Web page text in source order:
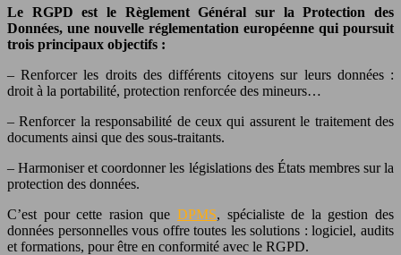
Le RGPD est le Règlement Général sur la Protection des
Données, une nouvelle réglementation européenne qui poursuit
trois principaux objectifs :
– Renforcer les droits des différents citoyens sur leurs données :
droit à la portabilité, protection renforcée des mineurs…
– Renforcer la responsabilité de ceux qui assurent le traitement des
documents ainsi que des sous-traitants.
– Harmoniser et coordonner les législations des États membres sur la
protection des données.
C’est pour cette rasion que DPMS, spécialiste de la gestion des
données personnelles vous offre toutes les solutions : logiciel, audits
et formations, pour être en conformité avec le RGPD.